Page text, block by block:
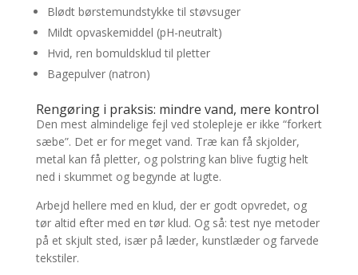
Blødt børstemundstykke til støvsuger
Mildt opvaskemiddel (pH-neutralt)
Hvid, ren bomuldsklud til pletter
Bagepulver (natron)
Rengøring i praksis: mindre vand, mere kontrol
Den mest almindelige fejl ved stolepleje er ikke “forkert
sæbe”. Det er for meget vand. Træ kan få skjolder,
metal kan få pletter, og polstring kan blive fugtig helt
ned i skummet og begynde at lugte.
Arbejd hellere med en klud, der er godt opvredet, og
tør altid efter med en tør klud. Og så: test nye metoder
på et skjult sted, især på læder, kunstlæder og farvede
tekstiler.